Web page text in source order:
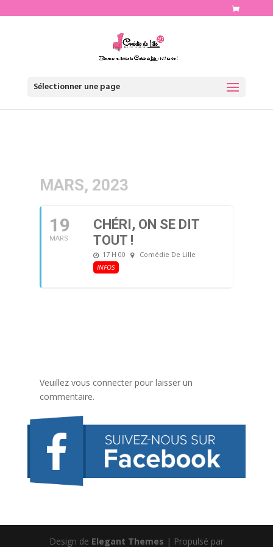
Sélectionner une page
MARS, 2023
19
MARS
CHÉRI, ON SE DIT
TOUT !
17 H 00
Comédie De Lille
INFOS
Veuillez vous connecter pour laisser un
commentaire.
Design de Elegant Themes | Propulsé par